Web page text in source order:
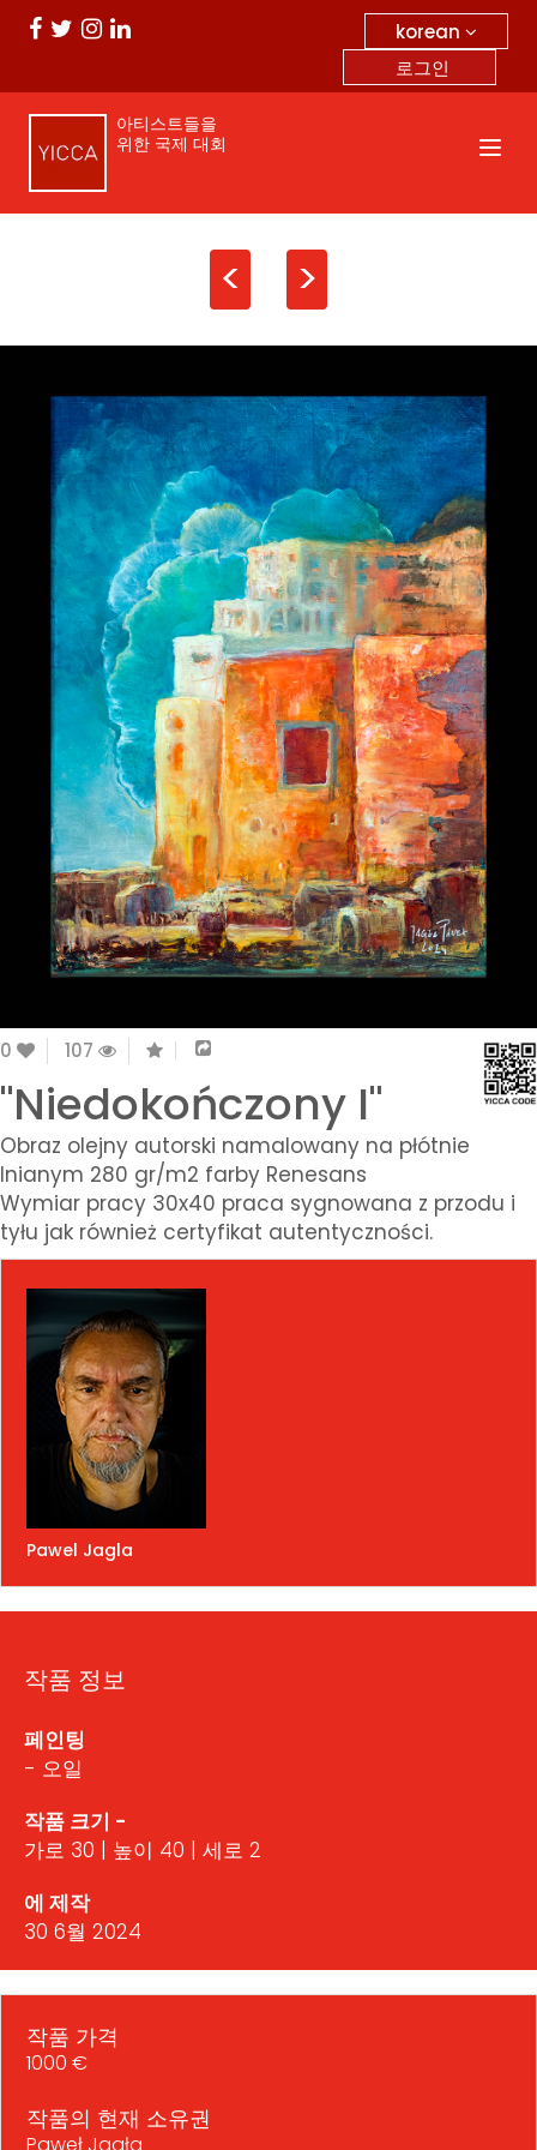
korean
로그인
아티스트들을
위한 국제 대회
< >
0 107
"Niedokończony I"
Obraz olejny autorski namalowany na płótnie
lnianym 280 gr/m2 farby Renesans
Wymiar pracy 30x40 praca sygnowana z przodu i
tyłu jak również certyfikat autentyczności.
Pawel Jagla
작품 정보
페인팅
- 오일
작품 크기 -
가로 30 | 높이 40 | 세로 2
에 제작
30 6월 2024
작품 가격
1000 €
작품의 현재 소유권